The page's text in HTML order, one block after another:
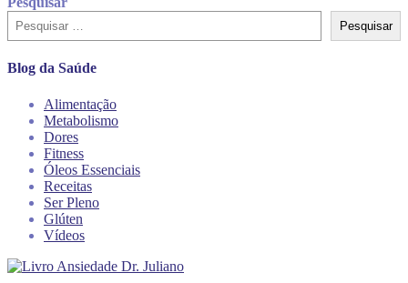
Pesquisar
Blog da Saúde
Alimentação
Metabolismo
Dores
Fitness
Óleos Essenciais
Receitas
Ser Pleno
Glúten
Vídeos